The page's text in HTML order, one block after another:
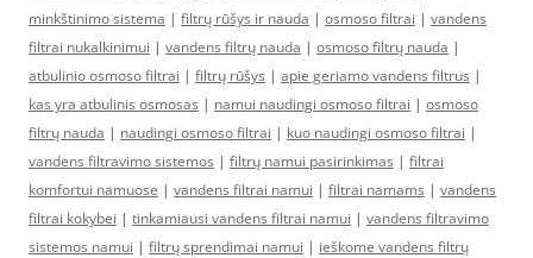
minkštinimo sistema | filtrų rūšys ir nauda | osmoso filtrai | vandens
filtrai nukalkinimui | vandens filtrų nauda | osmoso filtrų nauda |
atbulinio osmoso filtrai | filtrų rūšys | apie geriamo vandens filtrus |
kas yra atbulinis osmosas | namui naudingi osmoso filtrai | osmoso
filtrų nauda | naudingi osmoso filtrai | kuo naudingi osmoso filtrai |
vandens filtravimo sistemos | filtrų namui pasirinkimas | filtrai
komfortui namuose | vandens filtrai namui | filtrai namams | vandens
filtrai kokybei | tinkamiausi vandens filtrai namui | vandens filtravimo
sistemos namui | filtrų sprendimai namui | ieškome vandens filtrų